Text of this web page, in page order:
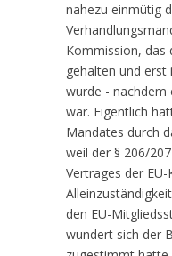
nahezu einmütig
Kommission, das
gehalten und
wurde - nachdem
war. Eigentlich
Mandates durch
weil der § 206/
Vertrages der
den EU-
wundert sich der